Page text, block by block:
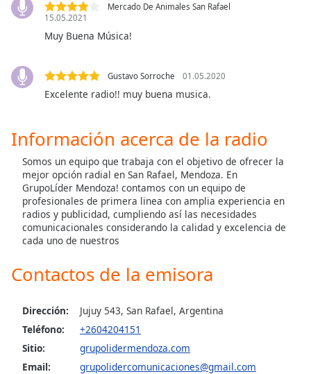
Text
Background
Caption
Area
Background
Color
Opacity
Size
Edge
Style
Mercado De Animales San Rafael
15.05.2021
Muy Buena Música!
Gustavo Sorroche 01.05.2020
Excelente radio!! muy buena musica.
Información acerca de la radio
Somos un equipo que trabaja con el objetivo de ofrecer la
mejor opción radial en San Rafael, Mendoza. En
GrupoLíder Mendoza! contamos con un equipo de
profesionales de primera linea con amplia experiencia en
radios y publicidad, cumpliendo así las necesidades
comunicacionales considerando la calidad y excelencia de
cada uno de nuestros
Contactos de la emisora
Dirección:
Jujuy 543, San Rafael, Argentina
Teléfono:
+2604204151
Sitio:
grupolidermendoza.com
Email:
grupolidercomunicaciones@gmail.com